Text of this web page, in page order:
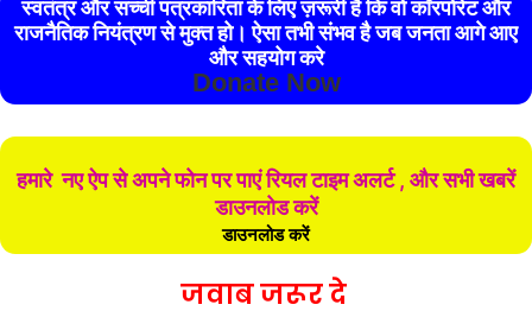
स्वतंत्र और सच्ची पत्रकारिता के लिए ज़रूरी है कि वो कॉरपोरेट और
राजनैतिक नियंत्रण से मुक्त हो। ऐसा तभी संभव है जब जनता आगे आए
और सहयोग करे
Donate Now
हमारे नए ऐप से अपने फोन पर पाएं रियल टाइम अलर्ट , और सभी खबरें
डाउनलोड करें
डाउनलोड करें
जवाब जरूर दे